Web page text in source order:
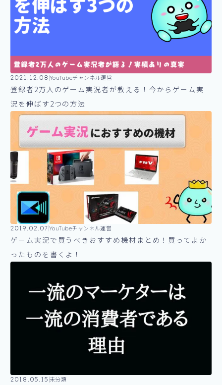
2021.12.08 YouTubeチャンネル運営
登録者2万人のゲーム実況者が教える！今からゲーム実
況を伸ばす2つの方法
2019.02.07 YouTubeチャンネル運営
ゲーム実況で買うべきおすすめ機材まとめ！買ってよか
ったものを書くよ！
2018.05.15未分類